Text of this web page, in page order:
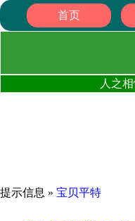
首页
人之
提示信息 » 宝贝平特